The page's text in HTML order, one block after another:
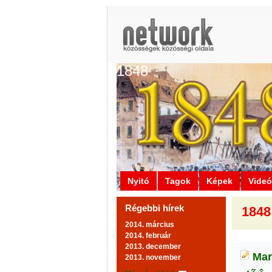
1848
Nyitó Tagok Képek
Régebbi hírek
2014. március
2014. február
2013. december
2013. november